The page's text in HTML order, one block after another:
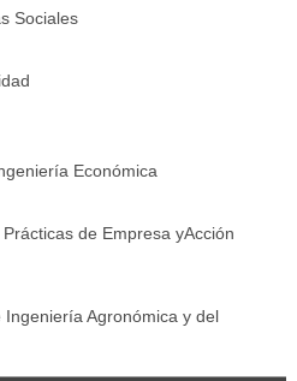
Sociales
Económica
de Empresa yAcción
Agronómica y del